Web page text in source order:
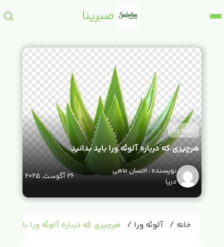
صبرینا
آلوئه ورا
هرچیزی که درباره آلوئه ورا باید بدانید
احسان ماهی
دریا
26 آگوست, 2025
خانه آلوئه ورا هرچیزی که درباره آلوئه ورا باید